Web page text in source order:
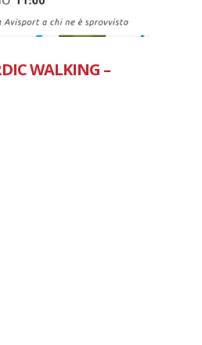
WALKING –